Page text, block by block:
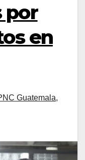
por
en
Guatemala,